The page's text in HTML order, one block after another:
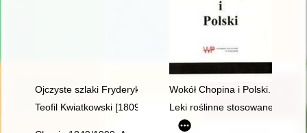
Ojczyste szlaki Fryderyka ChopinaWokół Chopina i Polski.
Teofil Kwiatkowski [1809-1891] i ChopinLeki roślinne stosowane w